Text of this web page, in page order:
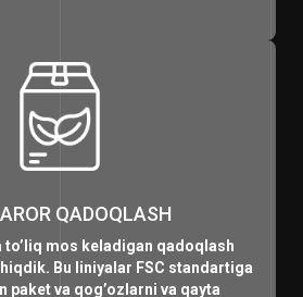
QADOQLASH
to’liq mos keladigan qadoqlash
Bu liniyalar FSC standartiga
paket va qog’ozlarni va qayta